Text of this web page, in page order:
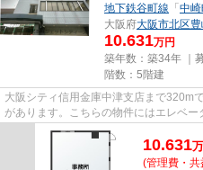
地下鉄谷町線 「 中
大阪府大阪市北区
10.631万円
築年数：築34年 ｜
階数：5階建
大阪シティ信用金庫中津支店まで320m
があります。こちらの物件にはエレベー
10.631万
(管理費・共